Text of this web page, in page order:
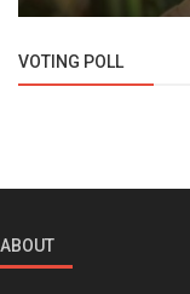
VOTING POLL
ABOUT